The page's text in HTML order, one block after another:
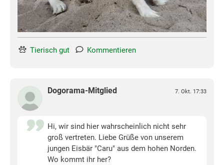
Tierisch gut Kommentieren
Dogorama-Mitglied 7. Okt. 17:33
Hi, wir sind hier wahrscheinlich nicht sehr
groß vertreten. Liebe Grüße von unserem
jungen Eisbär "Caru" aus dem hohen Norden.
Wo kommt ihr her?